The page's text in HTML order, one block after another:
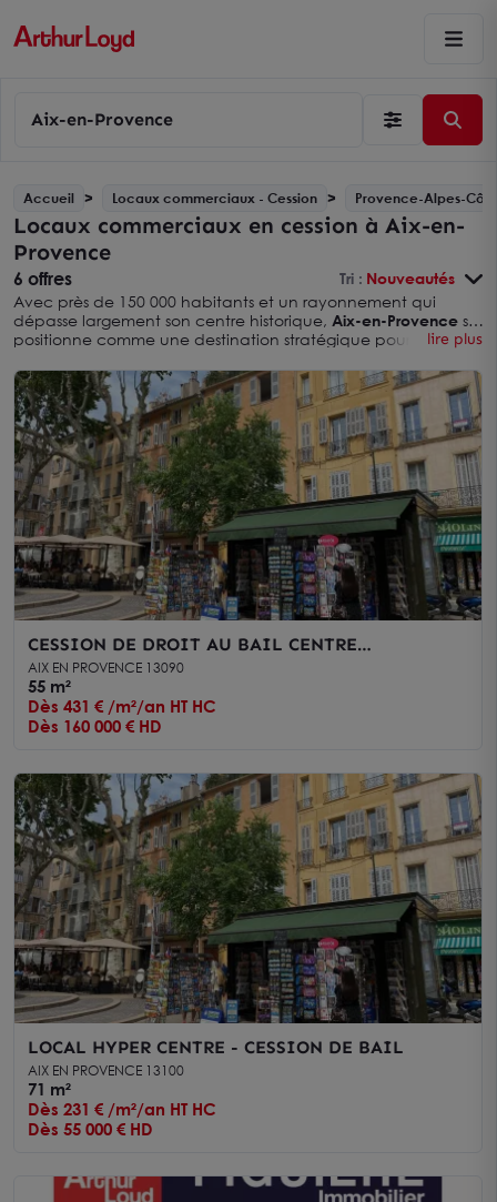
Aix-en-Provence
Accueil Locaux commerciaux - Cession Provence-Alpes-
Locaux commerciaux en cession à Aix-en-
Provence
6 offres Tri : Nouveautés
Avec près de 150 000 habitants et un rayonnement qui
dépasse largement son centre historique, Aix-en-Provence se
positionne comme une destination stratégique pour la reprise
Rhône. Son dynamisme économique, la diversité de sa
clientèle et la richesse de ses secteurs d’activité en font un
environnement privilégié pour les entrepreneurs et
investisseurs en quête d’une cession de local commercial à
Aix-en-Provence.
lire plus
CESSION DE DROIT AU BAIL CENTRE
HISTORIQUE
AIX EN PROVENCE 13090
55 m²
Dès 431 € /m²/an HT HC
Dès 160 000 € HD
LOCAL HYPER CENTRE - CESSION DE BAIL
AIX EN PROVENCE 13100
71 m²
Dès 231 € /m²/an HT HC
Dès 55 000 € HD